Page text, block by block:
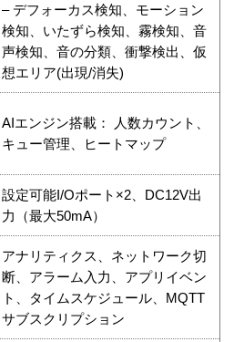
– デフォーカス検知、モーション
検知、いたずら検知、霧検知、音
声検知、音の分類、衝撃検出、仮
想エリア(出現/消失)
AIエンジン搭載： 人数カウント、
キュー管理、ヒートマップ
設定可能I/Oポート×2、DC12V出
力（最大50mA）
アナリティクス、ネットワーク切
断、アラーム入力、アプリイベン
ト、タイムスケジュール、MQTT
サブスクリプション